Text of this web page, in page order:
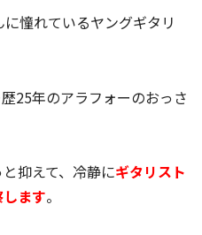
憧れているヤングギタリ
25年のアラフォーのおっさ
抑えて、冷静にギタリスト
ます。